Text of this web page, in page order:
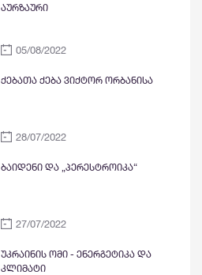
აურზაური
05/08/2022
ქებათა ქება ვიქტორ ორბანისა
28/07/2022
ბაიდენი და „პერესტროიკა“
27/07/2022
უკრაინის ომი - ენერგეტიკა და
კლიმატი